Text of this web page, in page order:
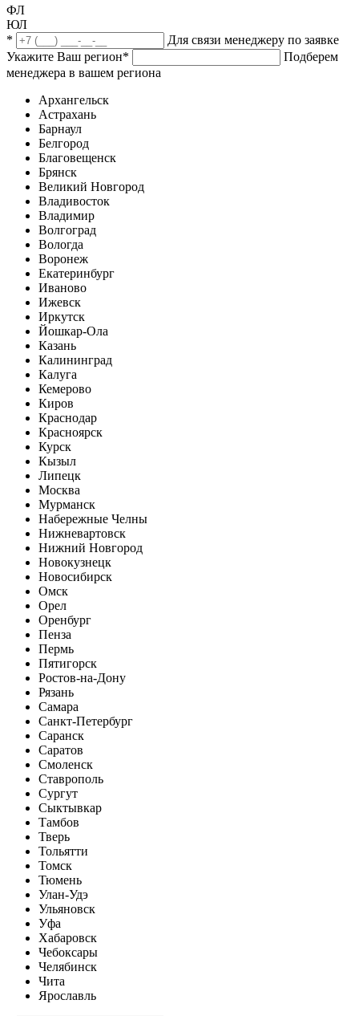
ФЛ
ЮЛ
*
Для связи менеджеру по заявке
Укажите Ваш регион*
Подберем
менеджера в вашем региона
Архангельск
Астрахань
Барнаул
Белгород
Благовещенск
Брянск
Великий Новгород
Владивосток
Владимир
Волгоград
Вологда
Воронеж
Екатеринбург
Иваново
Ижевск
Иркутск
Йошкар-Ола
Казань
Калининград
Калуга
Кемерово
Киров
Краснодар
Красноярск
Курск
Кызыл
Липецк
Москва
Мурманск
Набережные Челны
Нижневартовск
Нижний Новгород
Новокузнецк
Новосибирск
Омск
Орел
Оренбург
Пенза
Пермь
Пятигорск
Ростов-на-Дону
Рязань
Самара
Санкт-Петербург
Саранск
Саратов
Смоленск
Ставрополь
Сургут
Сыктывкар
Тамбов
Тверь
Тольятти
Томск
Тюмень
Улан-Удэ
Ульяновск
Уфа
Хабаровск
Чебоксары
Челябинск
Чита
Ярославль